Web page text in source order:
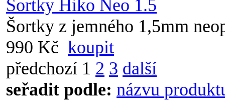
Šortky Hiko Neo 1.5
Šortky z jemného 1,5mm
990 Kč koupit
předchozí 1 2 3 další
seřadit podle: názvu